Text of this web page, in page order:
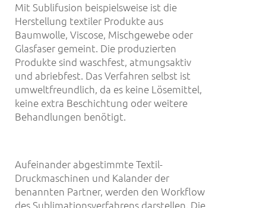
Mit Sublifusion beispielsweise ist die
Herstellung textiler Produkte aus
Baumwolle, Viscose, Mischgewebe oder
Glasfaser gemeint. Die produzierten
Produkte sind waschfest, atmungsaktiv
und abriebfest. Das Verfahren selbst ist
umweltfreundlich, da es keine Lösemittel,
keine extra Beschichtung oder weitere
Behandlungen benötigt.
Aufeinander abgestimmte Textil-
Druckmaschinen und Kalander der
benannten Partner, werden den Workflow
des Sublimationsverfahrens darstellen. Die